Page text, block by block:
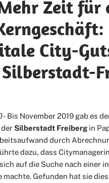
Zeit für
City-
- Bis November 2019 gab es
derSilberstadt Freiberg in
durch
dazu, dass
auf die Suche nach einer
Gefunden hat sie